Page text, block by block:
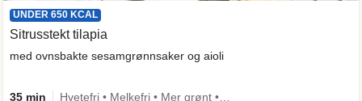
UNDER 650 KCAL
Sitrusstekt tilapia
med ovnsbakte sesamgrønnsaker og aioli
35 min